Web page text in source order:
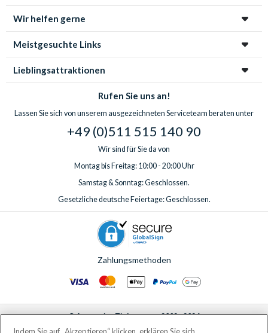
Wir helfen gerne
Meistgesuchte Links
Lieblingsattraktionen
Rufen Sie uns an!
Lassen Sie sich von unserem ausgezeichneten Serviceteam beraten unter
+49 (0)511 515 140 90
Wir sind für Sie da von
Montag bis Freitag: 10:00 - 20:00 Uhr
Samstag & Sonntag: Geschlossen.
Gesetzliche deutsche Feiertage: Geschlossen.
Zahlungsmethoden
© AttractionTickets.com 2002 - 2026
Eingetragener Firmensitz: 2nd Floor Nucleus House, 2 Lower Mortlake Road,